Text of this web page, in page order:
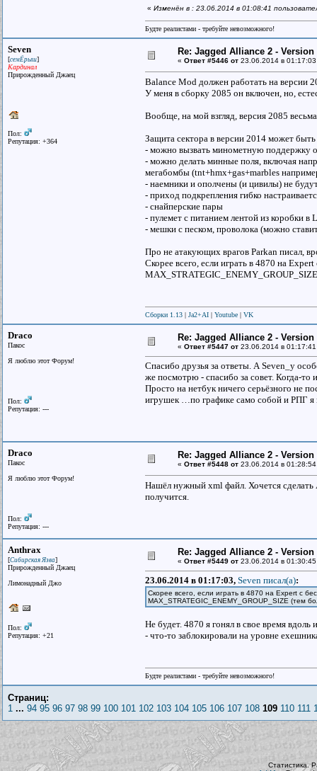
« Изменён в : 23.06.2014 в 01:08:41
Будте реалистами - требуйте невозможного!
Seven
[семЁрыш]
Кардинал
Прирожденный Джаец
Пол:
Репутация: +364
Re: Jagged Alliance 2 - Version
« Ответ #5446 от 23.06.2014 в
Balance Mod должен работать на версии
У меня в сборку 2085 он включен, но,
Вообще, на мой взгляд, версия 2085
Защита сектора в версии 2014 может
- можно вызвать минометную поддержку
- можно делать минные поля, включая
мегабомбы (tnt+hmx+gas+marbles
- наемники и ополчены (и цивилы) не
- приход подкрепления гибко
- снайперские пары
- пулемет с питанием лентой из коробки в
- мешки с песком, проволока (можно
Про не атакующих врагов Parkan писал,
Скорее всего, если играть в 4870 на
Сборки 1.13 | Ja2+AI | Youtube | VK
Draco
Пакос
Я люблю этот Форум!
Пол:
Репутация: ---
Re: Jagged Alliance 2 - Version
« Ответ #5447 от 23.06.2014 в
Спасибо друзья за ответы. А Seven_у
же посмотрю - спасибо за совет. Когда-
Просто на нетбук ничего серьёзного не
игрушек …по графике само собой и РПГ я
Draco
Пакос
Я люблю этот Форум!
Пол:
Репутация: ---
Re: Jagged Alliance 2 - Version
« Ответ #5448 от 23.06.2014 в
Нашёл нужный xml файл. Хочется
получится.
Anthrax
[Сибирская Язва]
Прирожденный Джаец
Лимонадный Джо
Пол:
Репутация: +21
Re: Jagged Alliance 2 - Version
« Ответ #5449 от 23.06.2014 в
23.06.2014 в 01:17:03, Seven писал(a):
Скорее всего, если играть в 4870 на Expert с
MAX_STRATEGIC_ENEMY_GROUP_SIZE (тем
Не будет. 4870 я гонял в свое время вдоль
- что-то заблокировали на уровне
Будте реалистами - требуйте невозможного!
Страниц:
1 ... 94 95 96 97 98 99 100 101 102 103 104 105 106 107 108 109 110 111
Статистика.